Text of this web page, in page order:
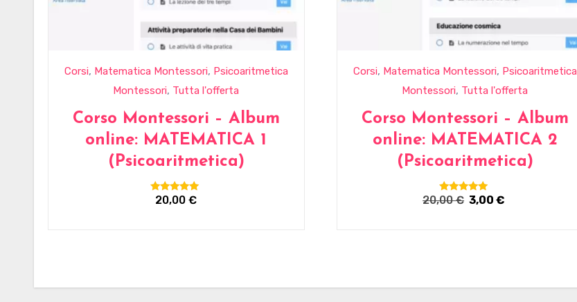
Corsi, Matematica Montessori, Psicoaritmetica
Montessori, Tutta l'offerta
Corso Montessori – Album
online: MATEMATICA 1
(Psicoaritmetica)
Valutato
20,00€
Corsi, Matematica Montessori, Psicoaritmetica
Montessori, Tutta l'offerta
Corso Montessori – Album
online: MATEMATICA 2
(Psicoaritmetica)
Valutato
20,00€ Il3,00€